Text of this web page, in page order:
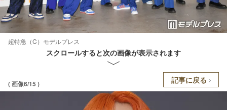
超特急（C）モデルプレス
スクロールすると次の画像が表示されます
( 画像6/15 ) 記事に戻る